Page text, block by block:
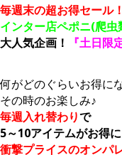
毎週末の超お得セール！
インター店ペポニ(爬
大人気企画！
『土日限
何がどのぐらいお得に
その時のお楽しみ♪
毎週入れ替わりで
5～10アイテムがお得に
衝撃プライスのオンパ